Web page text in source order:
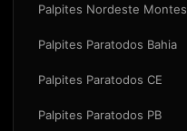
Palpites Nordeste
Palpites Paratodos Bahia
Palpites Paratodos CE
Palpites Paratodos PB